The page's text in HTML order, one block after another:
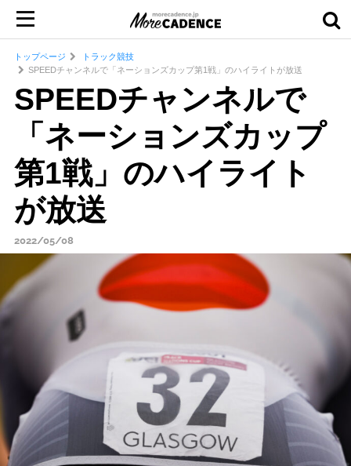
トップページ
トラック競技
SPEEDチャンネルで「ネーションズカップ第1戦」のハイライトが放送
SPEEDチャンネルで
「ネーションズカップ
第1戦」のハイライト
が放送
2022/05/08